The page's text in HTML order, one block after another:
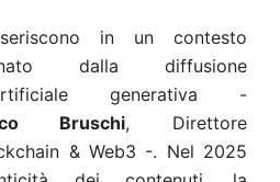
in un contesto
dalla diffusione
generativa -
Bruschi, Direttore
& Web3 -. Nel 2025